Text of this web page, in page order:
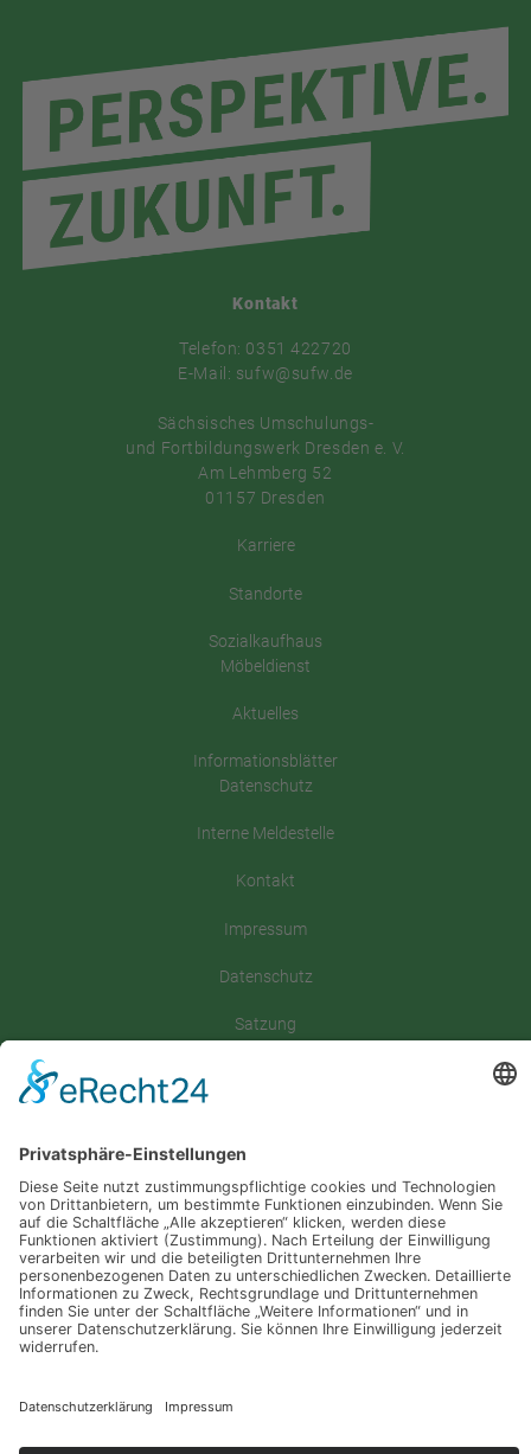
Kontakt
Telefon: 0351 422720
E-Mail: sufw@sufw.de
Sächsisches Umschulungs-
und Fortbildungswerk Dresden e. V.
Am Lehmberg 52
01157 Dresden
Karriere
Standorte
Sozialkaufhaus
Möbeldienst
Aktuelles
Informationsblätter
Datenschutz
Interne Meldestelle
Kontakt
Impressum
Datenschutz
Satzung
Instagram